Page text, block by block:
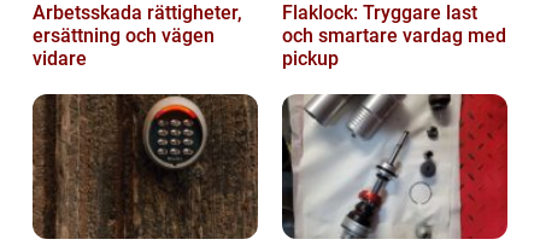
Arbetsskada rättigheter,
ersättning och vägen
vidare
Flaklock: Tryggare last
och smartare vardag med
pickup